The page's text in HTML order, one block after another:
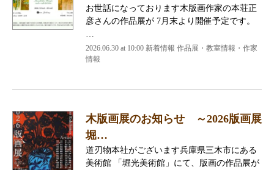
お世話になっております木版画作家の本荘正
彦さんの作品展が 7月末より開催予定です。
2026.06.30 at 10:00 新着情報 作品展・教室情報・作家
情報
木版画展のお知らせ ～2026版画展
堀…
道刃物本社がございます兵庫県三木市にある
美術館 「堀光美術館」にて、版画の作品展が